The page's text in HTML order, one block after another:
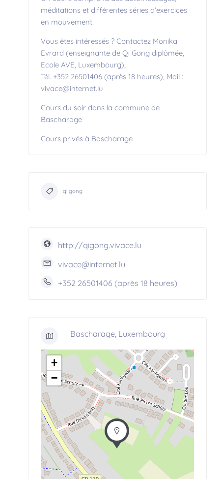
méditations et différentes séries d’exercices
en mouvement.
Vous êtes intéressés ? Contactez Monika
Evrard (enseignante de Qi Gong diplômée,
Ecole AVE, Luxembourg),
Tél. +352 26501406 (après 18 heures), Mail :
vivace@internet.lu
Cours du soir dans la commune de
Bascharage
Cours privés à Bascharage
qi gong
http://qigong.vivace.lu
vivace@internet.lu
+352 26501406 (après 18 heures)
Bascharage, Luxembourg
+
−